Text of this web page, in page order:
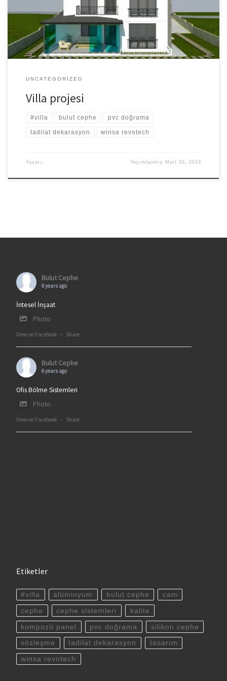
cephe kaplama cam giydirme cephe teknik özellikleri giydirme
cephe açılır kanat metal giydirme cephe sistemleri Enter the text
or HTML code here
UNCATEGORIZED
Villa projesi
#villa bulut cephe pvc doğrama
tadilat dekarasyon winsa revotech
Yazarı: Yayımlanmış Mart 30, 2019
Bulut Cephe
6 years ago
İntesel İnşaat
Photo
View on Facebook · Share
Bulut Cephe
6 years ago
Ofis Bölme Sistemleri
Photo
View on Facebook · Share
Etiketler
#villa alüminyum bulut cephe cam
cephe cephe sistemleri kalite
kompozit panel pvc doğrama silikon cephe
sözleşme tadilat dekarasyon tasarım
winsa revotech